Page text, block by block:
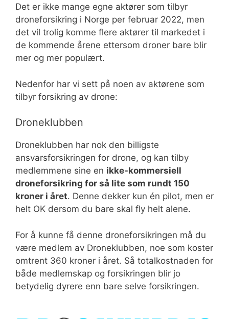
Det er ikke mange egne aktører som tilbyr
droneforsikring i Norge per februar 2022, men
det vil trolig komme flere aktører til markedet i
de kommende årene ettersom droner bare blir
mer og mer populært.
Nedenfor har vi sett på noen av aktørene som
tilbyr forsikring av drone:
Droneklubben
Droneklubben har nok den billigste
ansvarsforsikringen for drone, og kan tilby
medlemmene sine en ikke-kommersiell
droneforsikring for så lite som rundt 150
kroner i året. Denne dekker kun én pilot, men er
helt OK dersom du bare skal fly helt alene.
For å kunne få denne droneforsikringen må du
være medlem av Droneklubben, noe som koster
omtrent 360 kroner i året. Så totalkostnaden for
både medlemskap og forsikringen blir jo
betydelig dyrere enn bare selve forsikringen.